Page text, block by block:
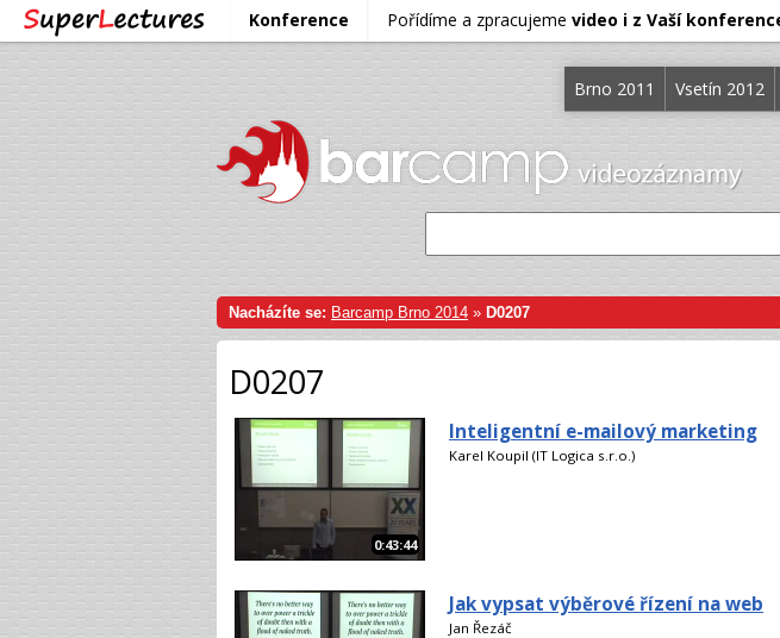
Konference Pořídíme a zpracujeme video i z Vaší
Brno 2011 Vsetín 2012
Nacházíte se: Barcamp Brno 2014 » D0207
D0207
0:43:44
Inteligentní e-mailový marketing
Karel Koupil (IT Logica s.r.o.)
Jak vypsat výběrové řízení na web
Jan Řezáč